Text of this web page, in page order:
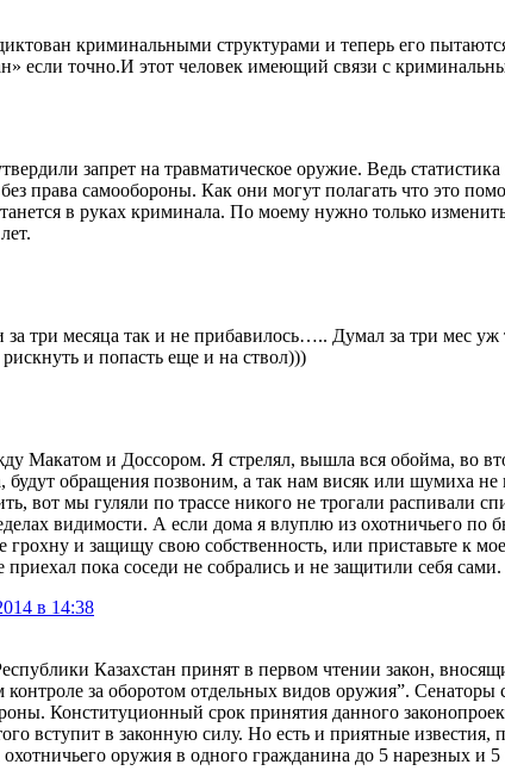
криминальными структурами и теперь его
если точно.И этот человек имеющий связи с
запрет на травматическое оружие. Ведь
права самообороны. Как они могут полагать что это
в руках криминала. По моему нужно только
три месяца так и не прибавилось….. Думал за три мес
и попасть еще и на ствол)))
Макатом и Доссором. Я стрелял, вышла вся обойма, во
обращения позвоним, а так нам висяк или шумиха
вот мы гуляли по трассе никого не трогали распивали
видимости. А если дома я влуплю из охотничьего
и защищу свою собственность, или приставьте к
пока соседи не собрались и не защитили себя сами.
в 14:38
Казахстан принят в первом чтении закон,
за оборотом отдельных видов оружия”.
Конституционный срок принятия данного
вступит в законную силу. Но есть и приятные
оружия в одного гражданина до 5 нарезных и